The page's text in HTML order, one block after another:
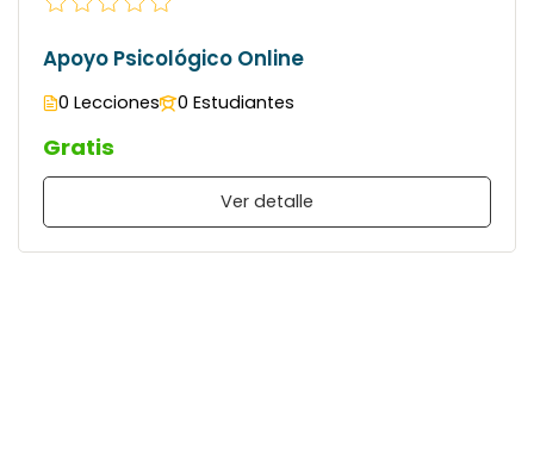
Apoyo Psicológico Online
0 Lecciones 0 Estudiantes
Gratis
Ver detalle